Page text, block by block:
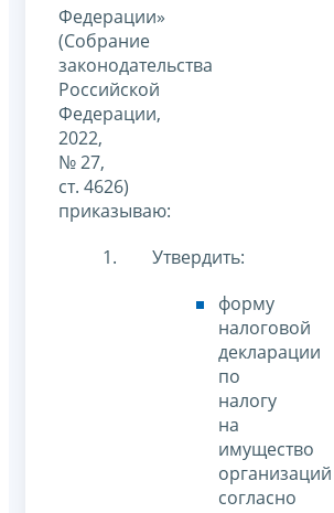
Федерации»
(Собрание
законодательства
Российской
Федерации,
2022,
№ 27,
ст. 4626)
приказываю:
Утвердить:
форму
налоговой
декларации
по
налогу
на
имущество
организаций
согласно